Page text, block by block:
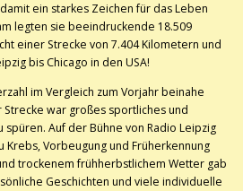
ein starkes Zeichen für das Leben
legten sie beeindruckende 18.509
einer Strecke von 7.404 Kilometern und
bis Chicago in den USA!
im Vergleich zum Vorjahr beinahe
war großes sportliches und
spüren. Auf der Bühne von Radio Leipzig
Krebs, Vorbeugung und Früherkennung
trockenem frühherbstlichem Wetter gab
Geschichten und viele individuelle